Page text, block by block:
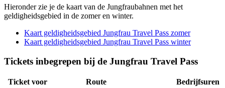
Hieronder zie je de kaart van de Jungfraubahnen met het
geldigheidsgebied in de zomer en winter.
Kaart geldigheidsgebied Jungfrau Travel Pass zomer
Kaart geldigheidsgebied Jungfrau Travel Pass winter
Tickets inbegrepen bij de Jungfrau Travel Pass
Ticket voor Route
Bedrijfsuren